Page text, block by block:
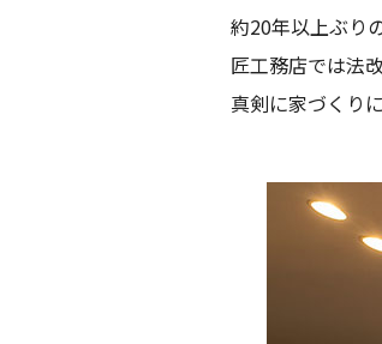
約20年以上ぶり
匠工務店では法
真剣に家づくり